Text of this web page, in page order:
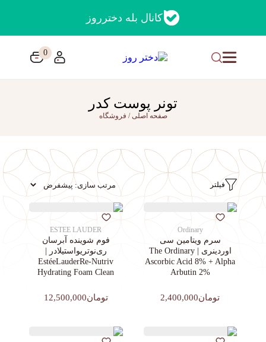
کانال بله دخترروز
0
تونر پوست کدر
صفحه اصلی/ فروشگاه
فیلتر
Ordinary
سرم ویتامین سی
اوردینری | The Ordinary
Ascorbic Acid 8% + Alpha
Arbutin 2%
تومان2,400,000
ESTEE LAUDER
فوم شوینده آبرسان
ری‌نوتریواستیلادر |
EstéeLauderRe-Nutriv
Hydrating Foam Clean
تومان12,500,000